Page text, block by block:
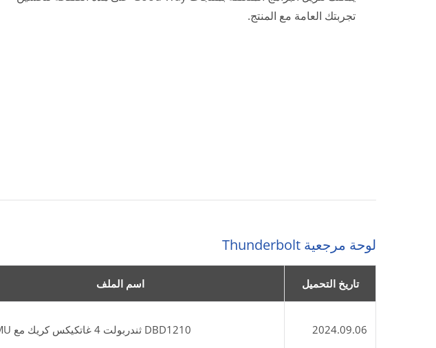
تجربتك العامة مع المنتج.
لوحة مرجعية Thunderbolt
تاريخ التحميل اسم الملف
2024.09.06 DBD1210 ثندربولت 4 غاتكيكس كريك مع TMU خارج